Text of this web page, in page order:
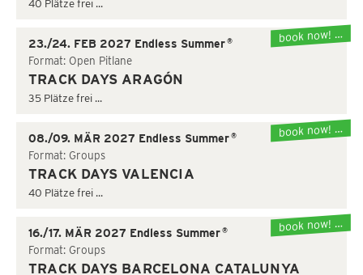
40 Plätze frei ...
book now! …
23./24. FEB 2027 Endless Summer ®
Format: Open Pitlane
TRACK DAYS ARAGÓN
35 Plätze frei ...
book now! …
08./09. MÄR 2027 Endless Summer ®
Format: Groups
TRACK DAYS VALENCIA
40 Plätze frei ...
book now! …
16./17. MÄR 2027 Endless Summer ®
Format: Groups
TRACK DAYS BARCELONA CATALUNYA